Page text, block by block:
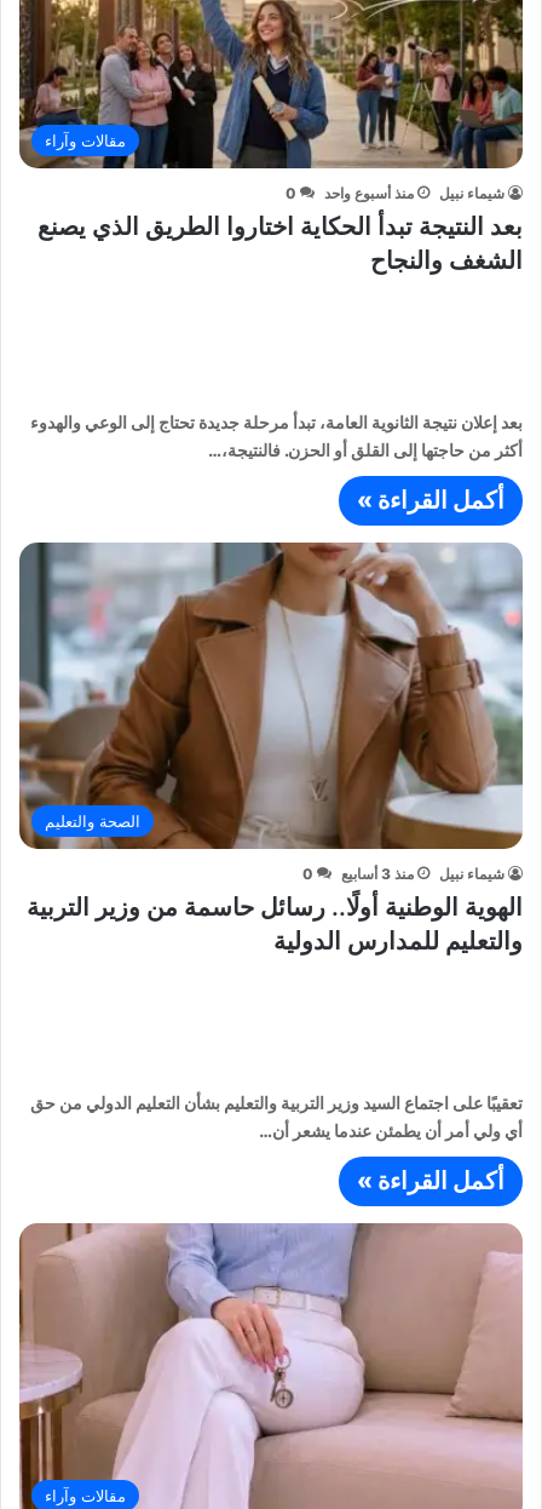
مقالات وآراء
شيماء نبيل منذ أسبوع واحد 0
بعد النتيجة تبدأ الحكاية اختاروا الطريق الذي يصنع
الشغف والنجاح
بعد إعلان نتيجة الثانوية العامة، تبدأ مرحلة جديدة تحتاج إلى الوعي والهدوء
أكثر من حاجتها إلى القلق أو الحزن. فالنتيجة،…
أكمل القراءة »
الصحة والتعليم
شيماء نبيل منذ 3 أسابيع 0
الهوية الوطنية أولًا.. رسائل حاسمة من وزير التربية
والتعليم للمدارس الدولية
تعقيبًا على اجتماع السيد وزير التربية والتعليم بشأن التعليم الدولي من حق
أي ولي أمر أن يطمئن عندما يشعر أن…
أكمل القراءة »
مقالات وآراء